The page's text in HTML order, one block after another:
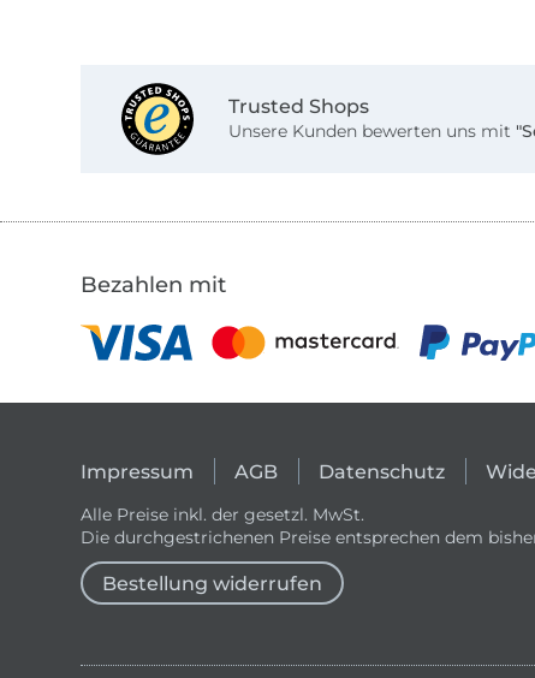
Trusted Shops
Unsere Kunden bewerten uns mit
Bezahlen mit
Impressum AGB Datenschutz
Alle Preise inkl. der gesetzl. MwSt.
Die durchgestrichenen Preise entsprechen dem
Bestellung widerrufen